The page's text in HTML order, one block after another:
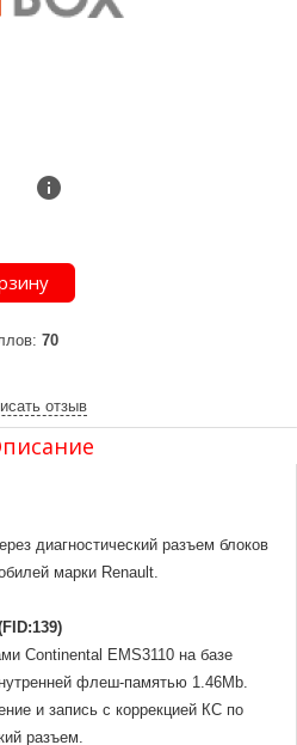
70
отзыв
диагностический разъем блоков
марки Renault.
Continental EMS3110 на базе
флеш-памятью 1.46Mb.
и запись с коррекцией КС по
разъем.